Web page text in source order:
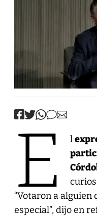
E l
“Votaron a alguien
especial”, dijo en